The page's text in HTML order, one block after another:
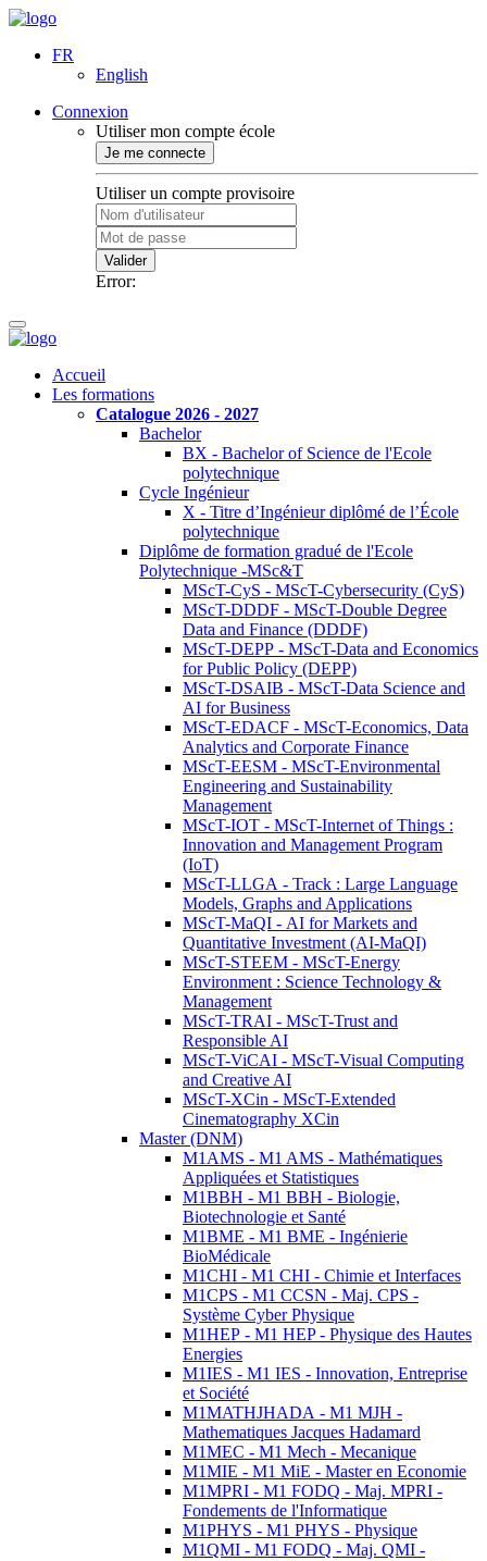
FR
English
Connexion
Utiliser mon compte école
Je me connecte
Utiliser un compte provisoire
Valider
Error:
Accueil
Les formations
Catalogue 2026 - 2027
Bachelor
BX - Bachelor of Science de l'Ecole
polytechnique
Cycle Ingénieur
X - Titre d’Ingénieur diplômé de l’École
polytechnique
Diplôme de formation gradué de l'Ecole
Polytechnique -MSc&T
MScT-CyS - MScT-Cybersecurity (CyS)
MScT-DDDF - MScT-Double Degree
Data and Finance (DDDF)
MScT-DEPP - MScT-Data and Economics
for Public Policy (DEPP)
MScT-DSAIB - MScT-Data Science and
AI for Business
MScT-EDACF - MScT-Economics, Data
Analytics and Corporate Finance
MScT-EESM - MScT-Environmental
Engineering and Sustainability
Management
MScT-IOT - MScT-Internet of Things :
Innovation and Management Program
(IoT)
MScT-LLGA - Track : Large Language
Models, Graphs and Applications
MScT-MaQI - AI for Markets and
Quantitative Investment (AI-MaQI)
MScT-STEEM - MScT-Energy
Environment : Science Technology &
Management
MScT-TRAI - MScT-Trust and
Responsible AI
MScT-ViCAI - MScT-Visual Computing
and Creative AI
MScT-XCin - MScT-Extended
Cinematography XCin
Master (DNM)
M1AMS - M1 AMS - Mathématiques
Appliquées et Statistiques
M1BBH - M1 BBH - Biologie,
Biotechnologie et Santé
M1BME - M1 BME - Ingénierie
BioMédicale
M1CHI - M1 CHI - Chimie et Interfaces
M1CPS - M1 CCSN - Maj. CPS -
Système Cyber Physique
M1HEP - M1 HEP - Physique des Hautes
Energies
M1IES - M1 IES - Innovation, Entreprise
et Société
M1MATHJHADA - M1 MJH -
Mathematiques Jacques Hadamard
M1MEC - M1 Mech - Mecanique
M1MIE - M1 MiE - Master en Economie
M1MPRI - M1 FODQ - Maj. MPRI -
Fondements de l'Informatique
M1PHYS - M1 PHYS - Physique
M1QMI - M1 FODQ - Maj. QMI -